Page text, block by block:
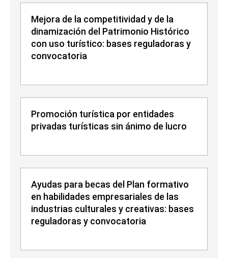
Mejora de la competitividad y de la
dinamización del Patrimonio Histórico
con uso turístico: bases reguladoras y
convocatoria
Promoción turística por entidades
privadas turísticas sin ánimo de lucro
Ayudas para becas del Plan formativo
en habilidades empresariales de las
industrias culturales y creativas: bases
reguladoras y convocatoria